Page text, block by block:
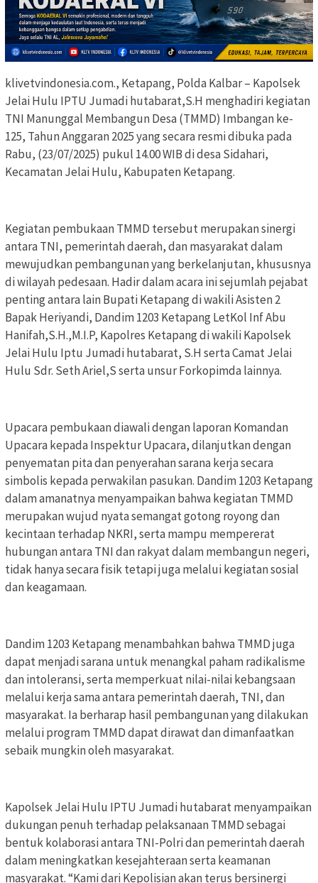
klivetvindonesia.com., Ketapang, Polda Kalbar – Kapolsek
Jelai Hulu IPTU Jumadi hutabarat,S.H menghadiri kegiatan
TNI Manunggal Membangun Desa (TMMD) Imbangan ke-
125, Tahun Anggaran 2025 yang secara resmi dibuka pada
Rabu, (23/07/2025) pukul 14.00 WIB di desa Sidahari,
Kecamatan Jelai Hulu, Kabupaten Ketapang.
Kegiatan pembukaan TMMD tersebut merupakan sinergi
antara TNI, pemerintah daerah, dan masyarakat dalam
mewujudkan pembangunan yang berkelanjutan, khususnya
di wilayah pedesaan. Hadir dalam acara ini sejumlah pejabat
penting antara lain Bupati Ketapang di wakili Asisten 2
Bapak Heriyandi, Dandim 1203 Ketapang LetKol Inf Abu
Hanifah,S.H.,M.I.P, Kapolres Ketapang di wakili Kapolsek
Jelai Hulu Iptu Jumadi hutabarat, S.H serta Camat Jelai
Hulu Sdr. Seth Ariel,S serta unsur Forkopimda lainnya.
Upacara pembukaan diawali dengan laporan Komandan
Upacara kepada Inspektur Upacara, dilanjutkan dengan
penyematan pita dan penyerahan sarana kerja secara
simbolis kepada perwakilan pasukan. Dandim 1203 Ketapang
dalam amanatnya menyampaikan bahwa kegiatan TMMD
merupakan wujud nyata semangat gotong royong dan
kecintaan terhadap NKRI, serta mampu mempererat
hubungan antara TNI dan rakyat dalam membangun negeri,
tidak hanya secara fisik tetapi juga melalui kegiatan sosial
dan keagamaan.
Dandim 1203 Ketapang menambahkan bahwa TMMD juga
dapat menjadi sarana untuk menangkal paham radikalisme
dan intoleransi, serta memperkuat nilai-nilai kebangsaan
melalui kerja sama antara pemerintah daerah, TNI, dan
masyarakat. Ia berharap hasil pembangunan yang dilakukan
melalui program TMMD dapat dirawat dan dimanfaatkan
sebaik mungkin oleh masyarakat.
Kapolsek Jelai Hulu IPTU Jumadi hutabarat menyampaikan
dukungan penuh terhadap pelaksanaan TMMD sebagai
bentuk kolaborasi antara TNI-Polri dan pemerintah daerah
dalam meningkatkan kesejahteraan serta keamanan
masyarakat. “Kami dari Kepolisian akan terus bersinergi